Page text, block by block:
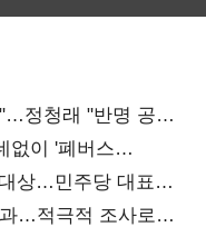
정청래 "반명 공세
없이 '폐버스
상…민주당 대표로
…적극적 조사로